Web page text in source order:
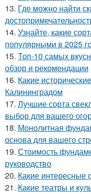
13. Где можно найти
14. Узнайте, какие
популярными в 2025
15. Топ-10 самых
обзор и рекомендации
16. Какие
Калининградом
17. Лучшие сорта
выбор для вашего
18. Монолитная
основа для вашего
19. Стоимость
руководство
20. Какие интересные
21. Какие театры и